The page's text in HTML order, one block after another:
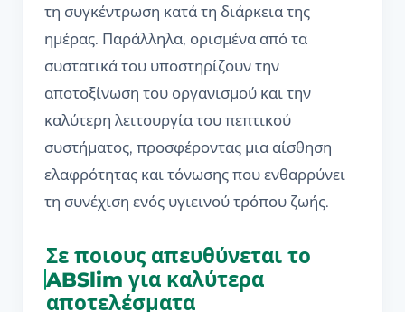
τη συγκέντρωση κατά τη διάρκεια της
ημέρας. Παράλληλα, ορισμένα από τα
συστατικά του υποστηρίζουν την
αποτοξίνωση του οργανισμού και την
καλύτερη λειτουργία του πεπτικού
συστήματος, προσφέροντας μια αίσθηση
ελαφρότητας και τόνωσης που ενθαρρύνει
τη συνέχιση ενός υγιεινού τρόπου ζωής.
Σε ποιους απευθύνεται το
ABSlim για καλύτερα
αποτελέσματα